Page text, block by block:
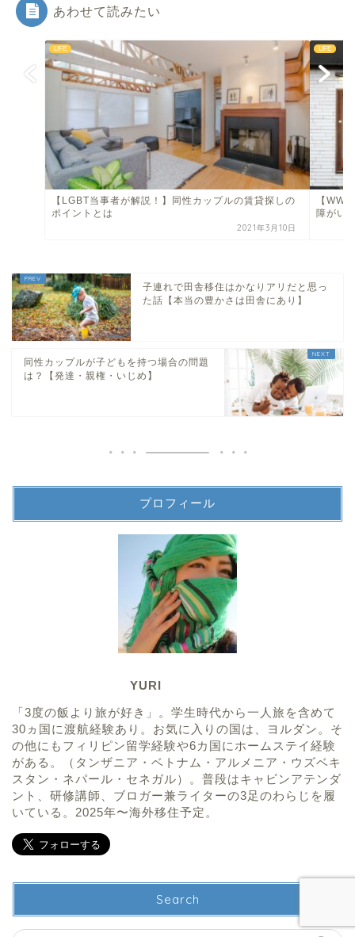
あわせて読みたい
LIFE
【LGBT当事者が解説！】同性カップルの賃貸探しの
ポイントとは
2021年3月10日
LIFE
【
障がい
子連れで田舎移住はかなりアリだと思っ
た話【本当の豊かさは田舎にあり】
同性カップルが子どもを持つ場合の問題
は？【発達・親権・いじめ】
プロフィール
YURI
「3度の飯より旅が好き」。学生時代から一人旅を含めて
30ヵ国に渡航経験あり。お気に入りの国は、ヨルダン。そ
の他にもフィリピン留学経験や6カ国にホームステイ経験
がある。（タンザニア・ベトナム・アルメニア・ウズベキ
スタン・ネパール・セネガル）。普段はキャビンアテンダ
ント、研修講師、ブロガー兼ライターの3足のわらじを履
いている。2025年〜海外移住予定。
Search